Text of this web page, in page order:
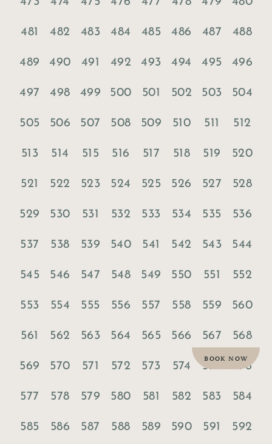
BOOK NOW
481 482 483 484 485 486 487 488
489 490 491 492 493 494 495 496
497 498 499 500 501 502 503 504
505 506 507 508 509 510 511 512
513 514 515 516 517 518 519 520
521 522 523 524 525 526 527 528
529 530 531 532 533 534 535 536
537 538 539 540 541 542 543 544
545 546 547 548 549 550 551 552
553 554 555 556 557 558 559 560
561 562 563 564 565 566 567 568
569 570 571 572 573 574 575 576
577 578 579 580 581 582 583 584
585 586 587 588 589 590 591 592